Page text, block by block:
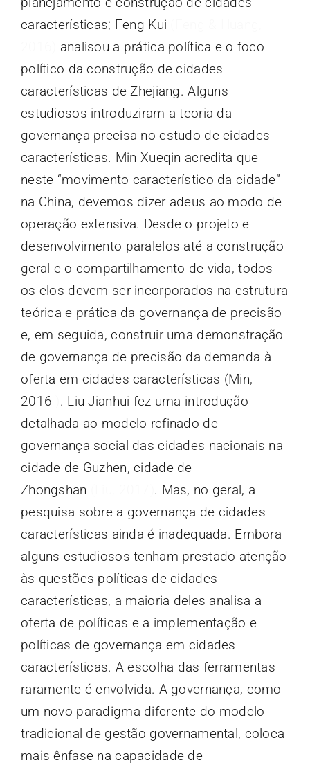
características; Feng Kui
analisou a prática política e o foco
político da construção de cidades
características de Zhejiang. Alguns
estudiosos introduziram a teoria da
governança precisa no estudo de cidades
características. Min Xueqin acredita que
neste “movimento característico da cidade”
na China, devemos dizer adeus ao modo de
operação extensiva. Desde o projeto e
desenvolvimento paralelos até a construção
geral e o compartilhamento de vida, todos
os elos devem ser incorporados na estrutura
teórica e prática da governança de precisão
e, em seguida, construir uma demonstração
de governança de precisão da demanda à
oferta em cidades características (Min,
2016
. Liu Jianhui fez uma introdução
detalhada ao modelo refinado de
governança social das cidades nacionais na
cidade de Guzhen, cidade de
Zhongshan
. Mas, no geral, a
pesquisa sobre a governança de cidades
características ainda é inadequada. Embora
alguns estudiosos tenham prestado atenção
às questões políticas de cidades
características, a maioria deles analisa a
oferta de políticas e a implementação e
políticas de governança em cidades
características. A escolha das ferramentas
raramente é envolvida. A governança, como
um novo paradigma diferente do modelo
tradicional de gestão governamental, coloca
mais ênfase na capacidade de